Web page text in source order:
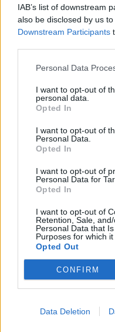
IAB’s list of downstream
also be disclosed by us
Downstream Participants
Personal Data
I want to opt-out of
personal data.
Opted In
I want to opt-out of
Personal Data.
Opted In
I want to opt-out of
Personal Data for
Opted In
I want to opt-out of
Retention, Sale,
Personal Data that
Purposes for which it
Opted Out
CONFIRM
Data Deletion
complessiva di
tonnellate. In un
trovare fino a
Leggi tutto...
10 Maggio alle ore 21:57
Mosayco
10 Maggio alle ore 22:00
· Ti stimo
Isabo:Mosayco
simile 🤔🤪
10 Maggio alle ore 22:04
·Ti stimo ·Rispondi
mamoski:Mosayco
spendiamo
parlando di quelli
annienteranno
minuto ...vivono e